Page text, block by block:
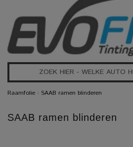
Raamfolie › SAAB ramen blinderen
SAAB ramen blinderen